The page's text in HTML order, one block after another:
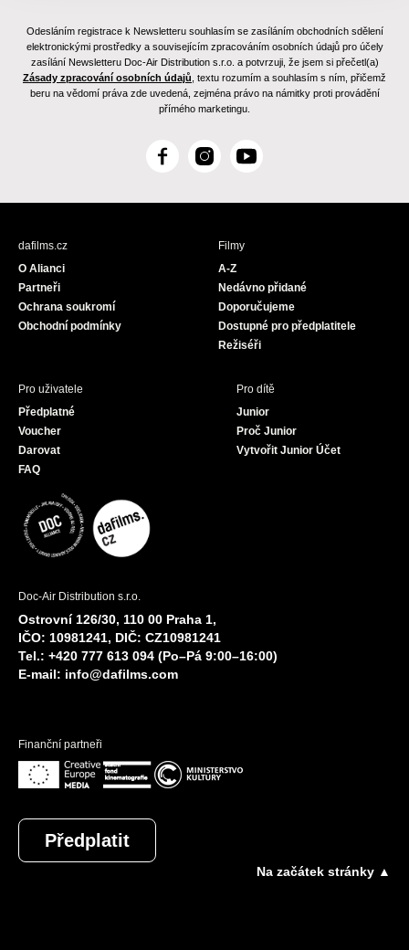
Odesláním registrace k Newsletteru souhlasím se zasíláním obchodních sdělení
elektronickými prostředky a souvisejícím zpracováním osobních údajů pro účely
zasílání Newsletteru Doc-Air Distribution s.r.o. a potvrzuji, že jsem si přečetl(a)
Zásady zpracování osobních údajů , textu rozumím a souhlasím s ním, přičemž
beru na vědomí práva zde uvedená, zejména právo na námitky proti provádění
přímého marketingu.
F
c
I
s
Y
u
dafilms.cz
O Alianci
Partneři
Ochrana soukromí
Obchodní podmínky
Filmy
A-Z
Nedávno přidané
Doporučujeme
Dostupné pro předplatitele
Režiséři
Pro uživatele
Předplatné
Voucher
Darovat
FAQ
Pro dítě
Junior
Proč Junior
Vytvořit Junior Účet
Doc-Air Distribution s.r.o.
Ostrovní 126/30, 110 00 Praha 1,
IČO: 10981241, DIČ: CZ10981241
Tel.: +420 777 613 094 (Po–Pá 9:00–16:00)
E-mail: info@dafilms.com
Finanční partneři
Předplatit
Na začátek stránky ▲